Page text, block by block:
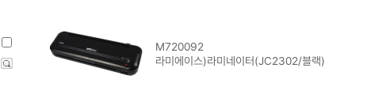
M720092
라미에이스)라미네이터(JC2302/블랙)